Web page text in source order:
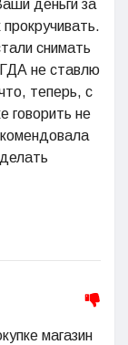
деньги за
снимать
не ставлю
теперь, с
говорить не
магазин